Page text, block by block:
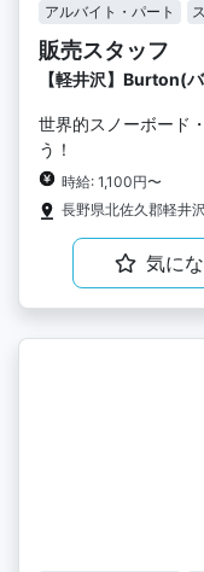
アルバイト・パート
販売スタッフ
【軽井沢】Burton(
世界的スノーボード
う！
時給: 1,100円〜
気に